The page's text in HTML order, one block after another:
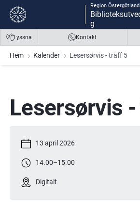
Gå till innehåll
Gå till meny
Gå till sidfot
Region Östergötland
g
Lyssna Kontakt
Hem Kalender Lesersørvis - träff 5
Lesersørvis
13 april 2026
14.00–15.00
Digitalt